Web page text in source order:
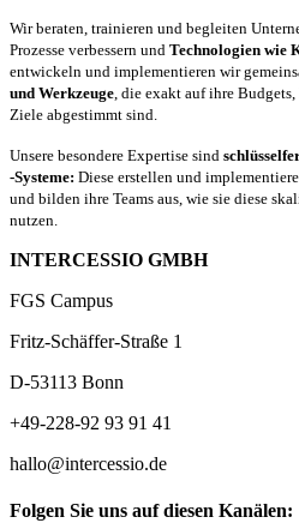
Wir beraten, trainieren und begleiten
Prozesse verbessern und Technologien wie
entwickeln und implementieren wir
und Werkzeuge, die exakt auf ihre Budgets,
Ziele abgestimmt sind.
Unsere besondere Expertise sind
-Systeme: Diese erstellen und
und bilden ihre Teams aus, wie sie diese
nutzen.
INTERCESSIO GMBH
FGS Campus
Fritz-Schäffer-Straße 1
D-53113 Bonn
+49-228-92 93 91 41
hallo@intercessio.de
Folgen Sie uns auf diesen Kanälen: